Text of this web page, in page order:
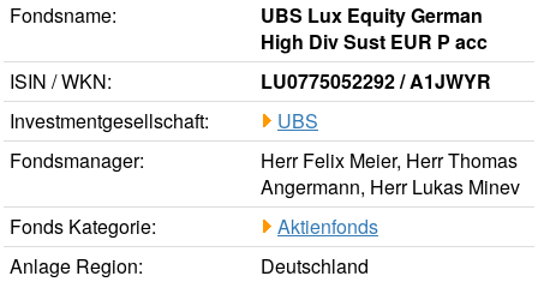
Fondsname:
UBS Lux Equity German
High Div Sust EUR P acc
ISIN / WKN:
LU0775052292 / A1JWYR
Investmentgesellschaft:
UBS
Fondsmanager:
Herr Felix Meier, Herr Thomas
Angermann, Herr Lukas Minev
Fonds Kategorie:
Aktienfonds
Anlage Region:
Deutschland